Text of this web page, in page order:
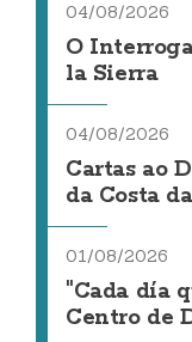
04/08/2026
O
la Sierra
04/08/2026
Cartas ao
da Costa
01/08/2026
"Cada día
Centro de